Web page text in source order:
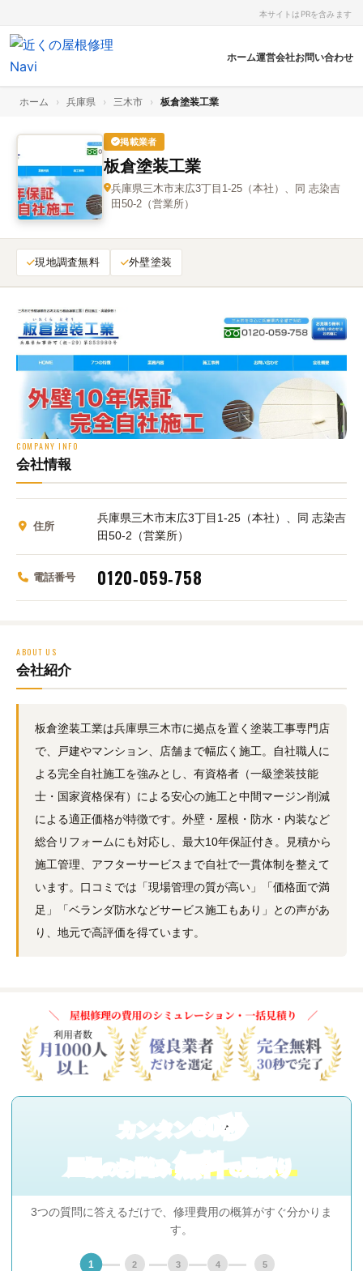
本サイトはPRを含みます
ホーム運営会社お問い合わせ
ホーム › 兵庫県 › 三木市 › 板倉塗装工業
掲載業者
板倉塗装工業
兵庫県三木市末広3丁目1-25（本社）、同 志染吉
田50-2（営業所）
現地調査無料 外壁塗装
COMPANY INFO
会社情報
住所
兵庫県三木市末広3丁目1-25（本社）、同 志染吉
田50-2（営業所）
電話番号 0120‑059‑758
ABOUT US
会社紹介
板倉塗装工業は兵庫県三木市に拠点を置く塗装工事専門店
で、戸建やマンション、店舗まで幅広く施工。自社職人に
よる完全自社施工を強みとし、有資格者（一級塗装技能
士・国家資格保有）による安心の施工と中間マージン削減
による適正価格が特徴です。外壁・屋根・防水・内装など
総合リフォームにも対応し、最大10年保証付き。見積から
施工管理、アフターサービスまで自社で一貫体制を整えて
います。口コミでは「現場管理の質が高い」「価格面で満
足」「ベランダ防水などサービス施工もあり」との声があ
り、地元で高評価を得ています。
カンタン60秒
屋根 の お悩み無料で見積り
3つの質問に答えるだけで、修理費用の概算がすぐ分かりま
す。
1 2 3 4 5